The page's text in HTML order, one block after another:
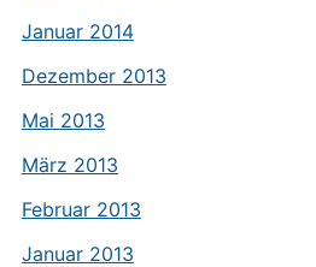
Januar 2014
Dezember 2013
Mai 2013
März 2013
Februar 2013
Januar 2013